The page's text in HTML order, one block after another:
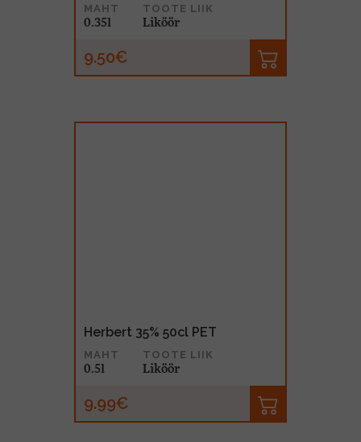
MAHT
0.35l
TOOTE LIIK
Liköör
9.50€
Herbert 35% 50cl PET
MAHT
0.5l
TOOTE LIIK
Liköör
9.99€